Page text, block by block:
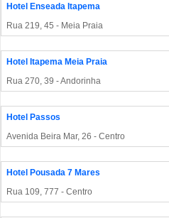
Hotel Enseada Itapema
Rua 219, 45 - Meia Praia
Hotel Itapema Meia Praia
Rua 270, 39 - Andorinha
Hotel Passos
Avenida Beira Mar, 26 - Centro
Hotel Pousada 7 Mares
Rua 109, 777 - Centro